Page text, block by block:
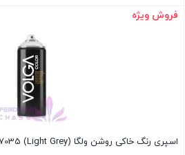
بود.
فعلی:
بستن
فروش ویژه
اسپری رنگ خاکی روشن ولگا VOLGA COLOR – RAL 7035 (Light Grey)